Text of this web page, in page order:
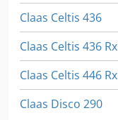
Claas Celtis 436
Claas Celtis 436 Rx
Claas Celtis 446 Rx
Claas Disco 290